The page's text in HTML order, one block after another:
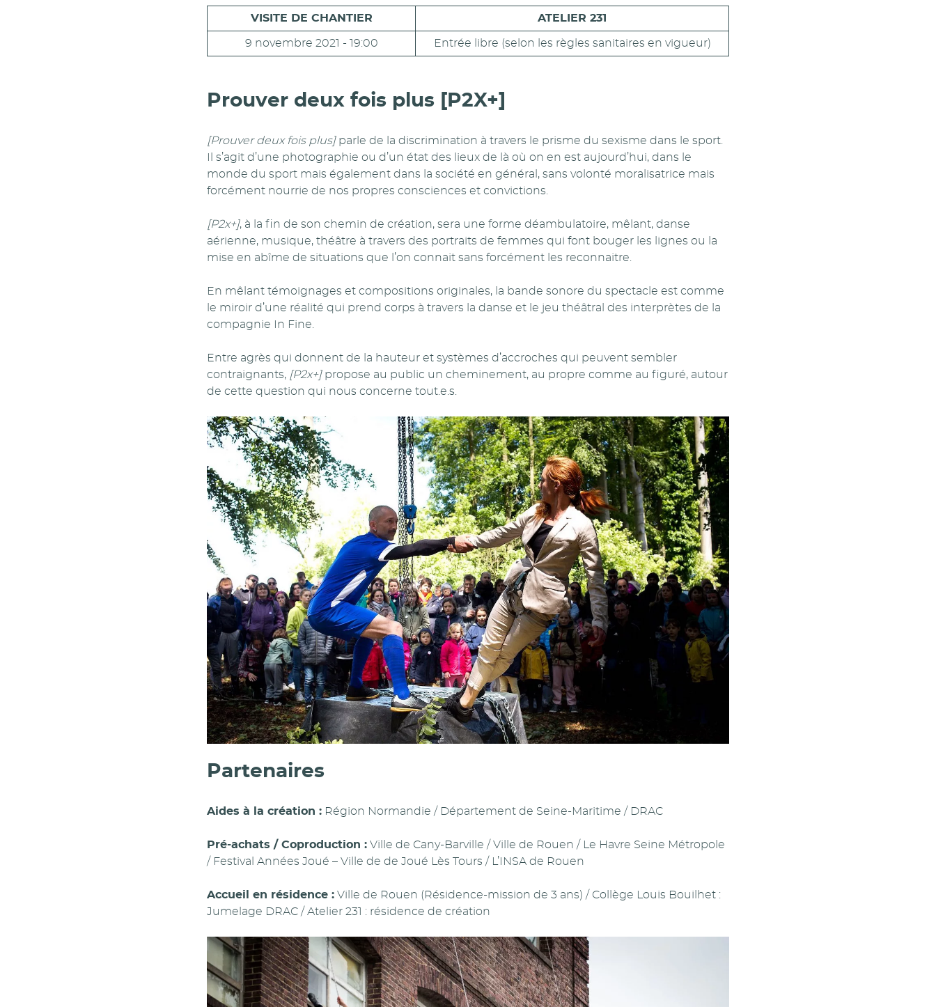
VISITE DE CHANTIER ATELIER 231
9 novembre 2021 - 19:00 Entrée libre (selon les règles sanitaires en vigueur)
Prouver deux fois plus [P2X+]
[Prouver deux fois plus]parle de la discrimination à travers le prisme du sexisme dans le sport.
Il s’agit d’une photographie ou d’un état des lieux de là où on en est aujourd’hui, dans le
monde du sport mais également dans la société en général, sans volonté moralisatrice mais
forcément nourrie de nos propres consciences et convictions.
[P2x+], à la fin de son chemin de création, sera une forme déambulatoire, mêlant, danse
aérienne, musique, théâtre à travers des portraits de femmes qui font bouger les lignes ou la
mise en abîme de situations que l’on connait sans forcément les reconnaitre.
En mêlant témoignages et compositions originales, la bande sonore du spectacle est comme
le miroir d’une réalité qui prend corps à travers la danse et le jeu théâtral des interprètes de la
compagnie In Fine.
Entre agrès qui donnent de la hauteur et systèmes d’accroches qui peuvent sembler
contraignants, [P2x+] propose au public un cheminement, au propre comme au figuré, autour
de cette question qui nous concerne tout.e.s.
Partenaires
Aides à la création : Région Normandie / Département de Seine-Maritime / DRAC
Pré-achats / Coproduction : Ville de Cany-Barville / Ville de Rouen / Le Havre Seine Métropole
/ Festival Années Joué – Ville de de Joué Lès Tours / L’INSA de Rouen
Accueil en résidence : Ville de Rouen (Résidence-mission de 3 ans) / Collège Louis Bouilhet :
Jumelage DRAC / Atelier 231 : résidence de création